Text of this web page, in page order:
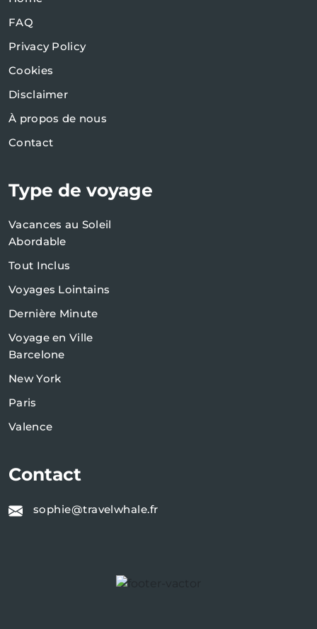
FAQ
Privacy Policy
Cookies
Disclaimer
À propos de nous
Contact
Type de voyage
Vacances au Soleil
Abordable
Tout Inclus
Voyages Lointains
Dernière Minute
Voyage en Ville
Barcelone
New York
Paris
Valence
Contact
sophie@travelwhale.fr